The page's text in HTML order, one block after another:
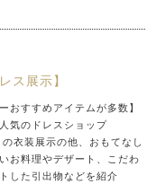
ス展示】
おすすめアイテムが多数】
気のドレスショップ
の衣装展示の他、おもてなし
お料理やデザート、こだわ
した引出物などを紹介